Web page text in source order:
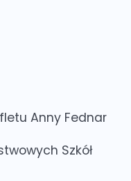
Anny Fednar
Szkół